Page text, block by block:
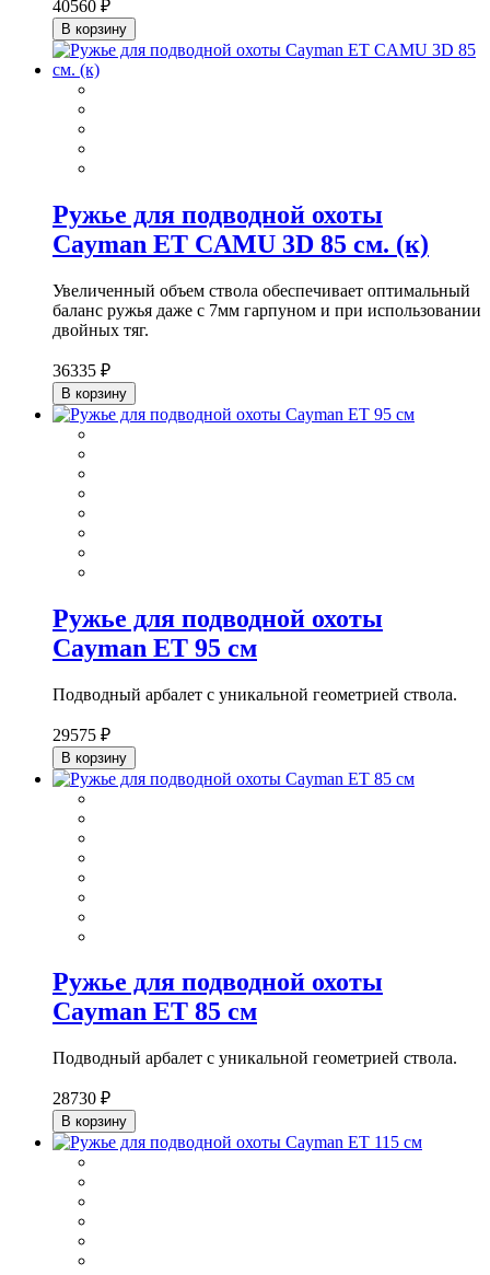
40560 ₽
В корзину
Ружье для подводной охоты
Cayman ET CAMU 3D 85 см. (к)
Увеличенный объем ствола обеспечивает оптимальный
баланс ружья даже с 7мм гарпуном и при использовании
двойных тяг.
36335 ₽
В корзину
Ружье для подводной охоты
Cayman ET 95 см
Подводный арбалет с уникальной геометрией ствола.
29575 ₽
В корзину
Ружье для подводной охоты
Cayman ET 85 см
Подводный арбалет с уникальной геометрией ствола.
28730 ₽
В корзину